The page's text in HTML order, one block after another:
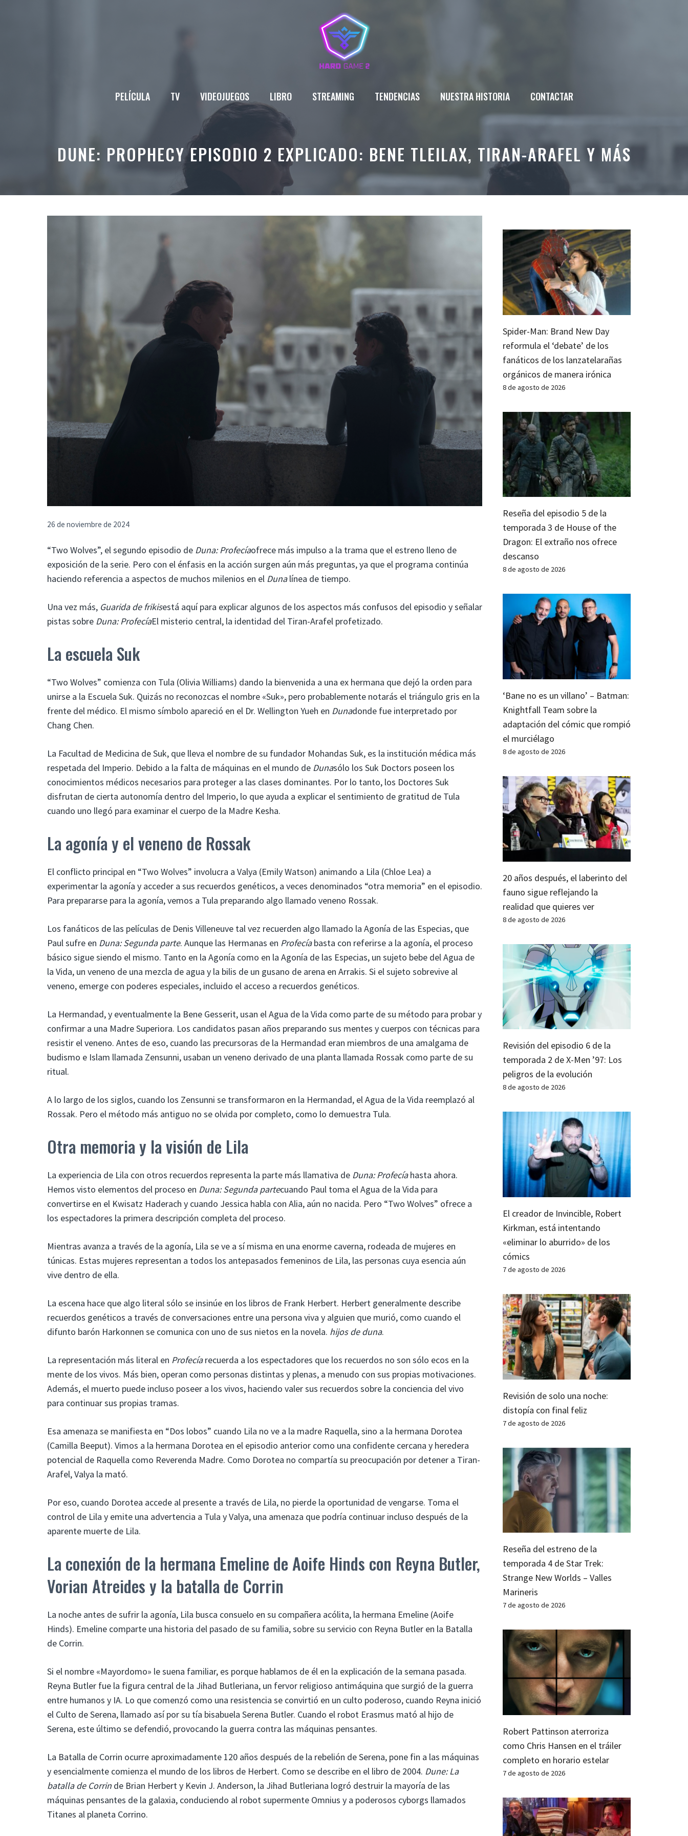
PELÍCULA TV VIDEOJUEGOS LIBRO STREAMING TENDENCIAS NUESTRA HISTORIA CONTACTAR
DUNE: PROPHECY EPISODIO 2 EXPLICADO: BENE TLEILAX, TIRAN-ARAFEL Y MÁS
26 de noviembre de 2024
“Two Wolves”, el segundo episodio de Duna: Profecíaofrece más impulso a la trama que el estreno lleno de
exposición de la serie. Pero con el énfasis en la acción surgen aún más preguntas, ya que el programa continúa
haciendo referencia a aspectos de muchos milenios en el Dunalínea de tiempo.
Una vez más, Guarida de frikisestá aquí para explicar algunos de los aspectos más confusos del episodio y señalar
pistas sobre Duna: ProfecíaEl misterio central, la identidad del Tiran-Arafel profetizado.
La escuela Suk
“Two Wolves” comienza con Tula (Olivia Williams) dando la bienvenida a una ex hermana que dejó la orden para
unirse a la Escuela Suk. Quizás no reconozcas el nombre «Suk», pero probablemente notarás el triángulo gris en la
frente del médico. El mismo símbolo apareció en el Dr. Wellington Yueh en Dunadonde fue interpretado por
Chang Chen.
La Facultad de Medicina de Suk, que lleva el nombre de su fundador Mohandas Suk, es la institución médica más
respetada del Imperio. Debido a la falta de máquinas en el mundo de Dunasólo los Suk Doctors poseen los
conocimientos médicos necesarios para proteger a las clases dominantes. Por lo tanto, los Doctores Suk
disfrutan de cierta autonomía dentro del Imperio, lo que ayuda a explicar el sentimiento de gratitud de Tula
cuando uno llegó para examinar el cuerpo de la Madre Kesha.
La agonía y el veneno de Rossak
El conflicto principal en “Two Wolves” involucra a Valya (Emily Watson) animando a Lila (Chloe Lea) a
experimentar la agonía y acceder a sus recuerdos genéticos, a veces denominados “otra memoria” en el episodio.
Para prepararse para la agonía, vemos a Tula preparando algo llamado veneno Rossak.
Los fanáticos de las películas de Denis Villeneuve tal vez recuerden algo llamado la Agonía de las Especias, que
Paul sufre en Duna: Segunda parte. Aunque las Hermanas en Profecíabasta con referirse a la agonía, el proceso
básico sigue siendo el mismo. Tanto en la Agonía como en la Agonía de las Especias, un sujeto bebe del Agua de
la Vida, un veneno de una mezcla de agua y la bilis de un gusano de arena en Arrakis. Si el sujeto sobrevive al
veneno, emerge con poderes especiales, incluido el acceso a recuerdos genéticos.
La Hermandad, y eventualmente la Bene Gesserit, usan el Agua de la Vida como parte de su método para probar y
confirmar a una Madre Superiora. Los candidatos pasan años preparando sus mentes y cuerpos con técnicas para
resistir el veneno. Antes de eso, cuando las precursoras de la Hermandad eran miembros de una amalgama de
budismo e Islam llamada Zensunni, usaban un veneno derivado de una planta llamada Rossak como parte de su
ritual.
A lo largo de los siglos, cuando los Zensunni se transformaron en la Hermandad, el Agua de la Vida reemplazó al
Rossak. Pero el método más antiguo no se olvida por completo, como lo demuestra Tula.
Otra memoria y la visión de Lila
La experiencia de Lila con otros recuerdos representa la parte más llamativa de Duna: Profecíahasta ahora.
Hemos visto elementos del proceso en Duna: Segunda partecuando Paul toma el Agua de la Vida para
convertirse en el Kwisatz Haderach y cuando Jessica habla con Alia, aún no nacida. Pero “Two Wolves” ofrece a
los espectadores la primera descripción completa del proceso.
Mientras avanza a través de la agonía, Lila se ve a sí misma en una enorme caverna, rodeada de mujeres en
túnicas. Estas mujeres representan a todos los antepasados ​​femeninos de Lila, las personas cuya esencia aún
vive dentro de ella.
La escena hace que algo literal sólo se insinúe en los libros de Frank Herbert. Herbert generalmente describe
recuerdos genéticos a través de conversaciones entre una persona viva y alguien que murió, como cuando el
difunto barón Harkonnen se comunica con uno de sus nietos en la novela. hijos de duna.
La representación más literal en Profecíarecuerda a los espectadores que los recuerdos no son sólo ecos en la
mente de los vivos. Más bien, operan como personas distintas y plenas, a menudo con sus propias motivaciones.
Además, el muerto puede incluso poseer a los vivos, haciendo valer sus recuerdos sobre la conciencia del vivo
para continuar sus propias tramas.
Esa amenaza se manifiesta en “Dos lobos” cuando Lila no ve a la madre Raquella, sino a la hermana Dorotea
(Camilla Beeput). Vimos a la hermana Dorotea en el episodio anterior como una confidente cercana y heredera
potencial de Raquella como Reverenda Madre. Como Dorotea no compartía su preocupación por detener a Tiran-
Arafel, Valya la mató.
Por eso, cuando Dorotea accede al presente a través de Lila, no pierde la oportunidad de vengarse. Toma el
control de Lila y emite una advertencia a Tula y Valya, una amenaza que podría continuar incluso después de la
aparente muerte de Lila.
La conexión de la hermana Emeline de Aoife Hinds con Reyna Butler,
Vorian Atreides y la batalla de Corrin
La noche antes de sufrir la agonía, Lila busca consuelo en su compañera acólita, la hermana Emeline (Aoife
Hinds). Emeline comparte una historia del pasado de su familia, sobre su servicio con Reyna Butler en la Batalla
de Corrin.
Si el nombre «Mayordomo» le suena familiar, es porque hablamos de él en la explicación de la semana pasada.
Reyna Butler fue la figura central de la Jihad Butleriana, un fervor religioso antimáquina que surgió de la guerra
entre humanos y IA. Lo que comenzó como una resistencia se convirtió en un culto poderoso, cuando Reyna inició
el Culto de Serena, llamado así por su tía bisabuela Serena Butler. Cuando el robot Erasmus mató al hijo de
Serena, este último se defendió, provocando la guerra contra las máquinas pensantes.
La Batalla de Corrin ocurre aproximadamente 120 años después de la rebelión de Serena, pone fin a las máquinas
y esencialmente comienza el mundo de los libros de Herbert. Como se describe en el libro de 2004. Dune: La
batalla de Corrin de Brian Herbert y Kevin J. Anderson, la Jihad Butleriana logró destruir la mayoría de las
máquinas pensantes de la galaxia, conduciendo al robot supermente Omnius y a poderosos cyborgs llamados
Titanes al planeta Corrino.
Spider-Man: Brand New Day
reformula el ‘debate’ de los
fanáticos de los lanzatelarañas
orgánicos de manera irónica
8 de agosto de 2026
Reseña del episodio 5 de la
temporada 3 de House of the
Dragon: El extraño nos ofrece
descanso
8 de agosto de 2026
‘Bane no es un villano’ – Batman:
Knightfall Team sobre la
adaptación del cómic que rompió
el murciélago
8 de agosto de 2026
20 años después, el laberinto del
fauno sigue reflejando la
realidad que quieres ver
8 de agosto de 2026
Revisión del episodio 6 de la
temporada 2 de X-Men ’97: Los
peligros de la evolución
8 de agosto de 2026
El creador de Invincible, Robert
Kirkman, está intentando
«eliminar lo aburrido» de los
cómics
7 de agosto de 2026
Revisión de solo una noche:
distopía con final feliz
7 de agosto de 2026
Reseña del estreno de la
temporada 4 de Star Trek:
Strange New Worlds – Valles
Marineris
7 de agosto de 2026
Robert Pattinson aterroriza
como Chris Hansen en el tráiler
completo en horario estelar
7 de agosto de 2026